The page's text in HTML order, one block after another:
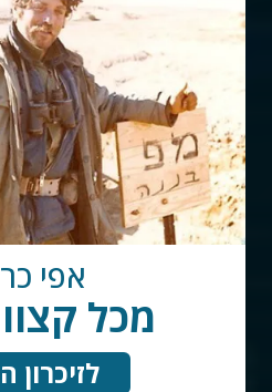
אפי
מכל
לזיכרון